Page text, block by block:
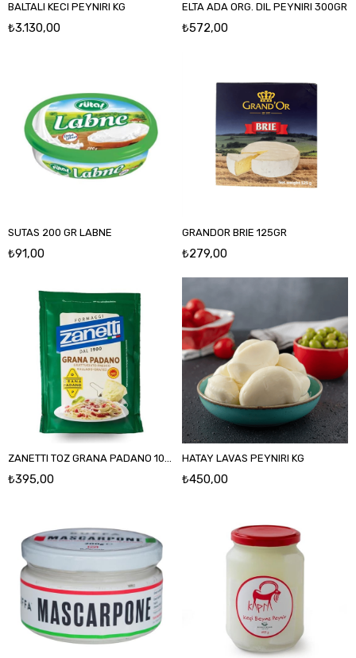
BALTALI KECI PEYNIRI KG
₺3.130,00
ELTA ADA ORG. DIL PEYNIRI 300GR
₺572,00
SUTAS 200 GR LABNE
₺91,00
GRANDOR BRIE 125GR
₺279,00
ZANETTI TOZ GRANA PADANO 100 GR
₺395,00
HATAY LAVAS PEYNIRI KG
₺450,00